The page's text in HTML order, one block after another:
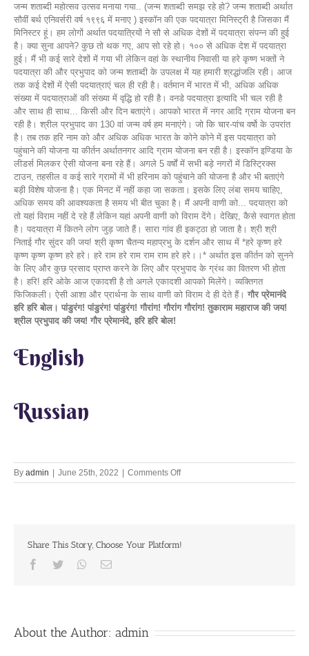
जन्म शताब्दी महोत्सव उत्सव मनाया गया.. (जन्म शताब्दी समझ रहे हो? जन्म शताब्दी अर्थात
सौवीं बर्थ एनिवर्सरी वर्ष १९९६ में मनाए ) इस्कॉन की एक पदयात्रा मिनिस्ट्री है जिसका मैं
मिनिस्टर हूं। हम लोगों अर्थात पदयात्रियों ने सौ से अधिक देशों में पदयात्रा संपन्न की हुई
है। क्या सुना आपने? कुछ तो थक गए, आप सो रहे हो। १०० से अधिक देश में पदयात्रा
हुई। मैं भी कई सारे देशों में गया भी लेकिन वहां के स्थानीय निवासी या हरे कृष्ण भक्तों ने
पदयात्रा की और प्रभुपाद को जन्म शताब्दी के उपलक्ष में यह हमारी श्रद्धांजलि रही। आज
तक कई देशों में ऐसी पदयात्राएं चल ही रही है। वर्तमान में भारत में भी, अधिक अधिक
संख्या में पदयात्राओं की संख्या में वृद्धि हो रही है। वनडे पदयात्रा इत्यादि भी चल रही है
और साथ ही साथ... किसी और दिन बताएंगे। आपको भारत में नगर आदि ग्राम योजना बन
रही है। श्रील प्रभुपाद का 130 वां जन्म वर्ष हम मनाएंगे। जो कि चार-पांच वर्षो के उपरांत
है। तब तक हरि नाम को और अधिक अधिक भारत के कोने कोने में इस पदयात्रा को
पहुंचाने की योजना या कीर्तन अर्थातनगर आदि ग्राम योजना बन रही है। इस्कॉन इण्डिया के
लीडर्स मिलकर ऐसी योजना बना रहे हैं। अगले 5 वर्षों में सभी बड़े नगरों में डिस्ट्रिक्स
टाउन, तहसील व कई सारे ग्रामों में भी हरिनाम को पहुंचाने की योजना है और भी बताएंगे
बड़ी विशेष योजना है। एक मिनट में नहीं कहा जा सकता। इसके लिए लंबा समय चाहिए,
अधिक समय की आवश्यकता है समय भी बीत चुका है। मैं अपनी वाणी को... पदयात्रा को
तो यहां विराम नहीं दे रहे हैं लेकिन यहां अपनी वाणी को विराम देंगे। देखिए, कैसे स्वागत होता
है। पदयात्रा में कितने लोग जुड़ जाते हैं। सारा गांव ही इकट्ठा हो जाता है। श्री श्री
निताई गौर सुंदर की जय! श्री कृष्ण चैतन्य महाप्रभु के दर्शन और साथ में *हरे कृष्ण हरे
कृष्ण कृष्ण कृष्ण हरे हरे। हरे राम हरे राम राम राम हरे हरे।।* अर्थात इस कीर्तन को सुनने
के लिए और कुछ प्रसाद प्राप्त करने के लिए और प्रभुपाद के ग्रंथ का वितरण भी होता
है। हरि! हरि ओके आज एकादशी है तो अगले एकादशी आपको मिलेंगे। व्यक्तिगत
फिजिकली। ऐसी आशा और प्रार्थना के साथ वाणी को विराम दे ही देते हैं। गौर प्रेमानंदे
हरि हरि बोल। पांडुरंग! पांडुरंग! पांडुरंग! गौरांग! गौरांग गौरांग! तुकाराम महाराज की जय!
श्रील प्रभुपाद की जय! गौर प्रेमानंदे, हरि हरि बोल!
English
Russian
By admin | June 25th, 2022 | Comments Offon
Lets
2022
Share This Story, Choose Your Platform!
Facebook
Twitter Whatsapp
Email
About the Author: admin